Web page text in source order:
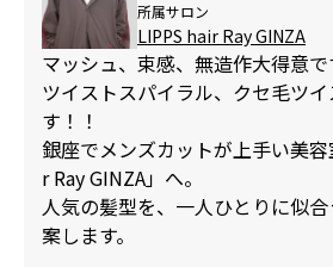
所属サロン
LIPPS hair Ray GINZA
マッシュ、束感、無造作大得意で
ツイストスパイラル、クセ毛ツ
す！！
銀座でメンズカットが上手い美
r Ray GINZA」へ。
人気の髪型を、一人ひとりに似
案します。